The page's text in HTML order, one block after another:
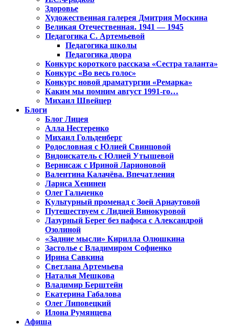
Здоровье
Художественная галерея Дмитрия Москина
Великая Отечественная. 1941 — 1945
Педагогика С. Артемьевой
Педагогика школы
Педагогика двора
Конкурс короткого рассказа «Сестра таланта»
Конкурс «Во весь голос»
Конкурс новой драматургии «Ремарка»
Каким мы помним август 1991-го…
Михаил Швейцер
Блоги
Блог Лицея
Алла Нестеренко
Михаил Гольденберг
Родословная с Юлией Свинцовой
Видоискатель с Юлией Утышевой
Вернисаж с Ириной Ларионовой
Валентина Калачёва. Впечатления
Лариса Хенинен
Олег Гальченко
Культурный променад с Зоей Арнаутовой
Путешествуем с Лидией Винокуровой
Лазурный Берег без пафоса с Александрой
Озолиной
«Задние мысли» Кирилла Олюшкина
Застолье с Владимиром Софиенко
Ирина Савкина
Светлана Артемьева
Наталья Мешкова
Владимир Берштейн
Екатерина Габалова
Олег Липовецкий
Илона Румянцева
Афиша